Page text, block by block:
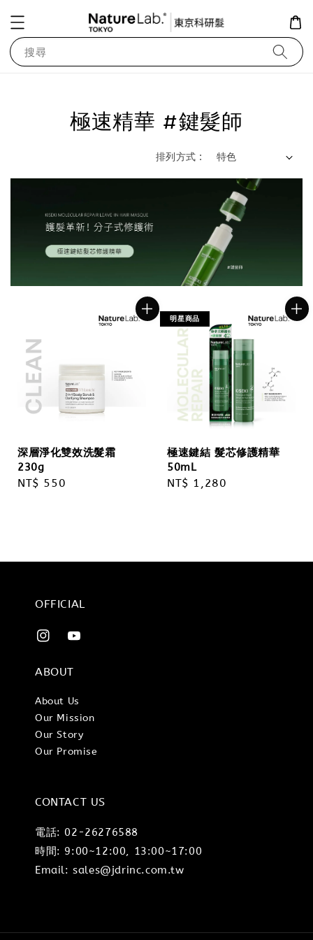
搜尋
極速精華 #鍵髮師
排列方式 :
深層淨化雙效洗髮霜
230g
Regular
NT$ 550
明星商品
極速鍵結 髮芯修護精華
50mL
Regular
NT$ 1,280
OFFICIAL
ABOUT
About Us
Our Mission
Our Story
Our Promise
CONTACT US
電話: 02-26276588
時間: 9:00~12:00, 13:00~17:00
Email: sales@jdrinc.com.tw